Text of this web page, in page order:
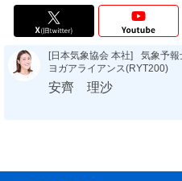
[日本気象協会 本社]
気象予報
ヨガアライアンス(RYT200)
安齊 理沙